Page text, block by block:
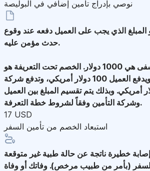
نوصي بإدراج تأمين إضافي في البوليصة
الذي يجب على العميل دفعه عند وقوع
حدث مؤمن عليه.
مثال: رسوم المستشفى هي 1000 دولار. الخصم تحت التعريفة هو
100 دولار أمريكي، ويدفع العميل 100 دولار أمريكي، وتدفع شركة
900 دولار أمريكي. وبذلك يتم تقسيم المبلغ بين العميل
وشركة التأمين وفقاً لشروط خطة التعرفة.
17 USD
استبعاد الخصم من تأمين السفر
خطيرة ناتجة عن حالة طبية غير متوقعة
(بأمر من طبيب مرخص). وفاتك أو وفاة